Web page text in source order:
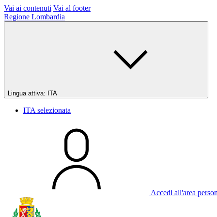
Vai ai contenuti Vai al footer
Regione Lombardia
Lingua attiva: ITA
ITA selezionata
Accedi all'area